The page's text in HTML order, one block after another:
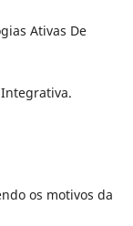
Ativas De
Integrativa.
os motivos da